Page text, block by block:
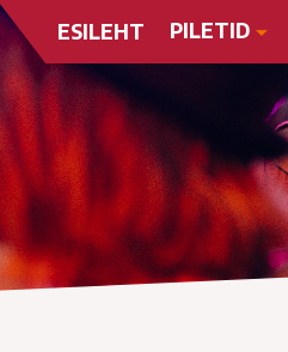
ESILEHT PILETID